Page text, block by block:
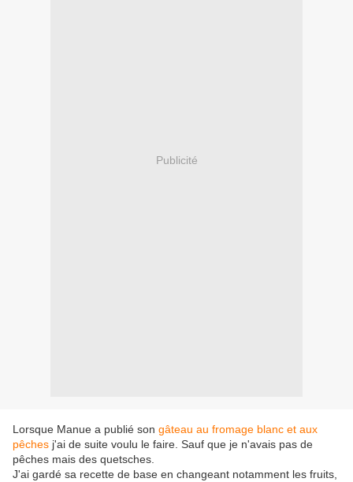
Publicité
Lorsque Manue a publié son gâteau au fromage blanc et aux
pêches j'ai de suite voulu le faire. Sauf que je n'avais pas de
pêches mais des quetsches.
J'ai gardé sa recette de base en changeant notamment les fruits,